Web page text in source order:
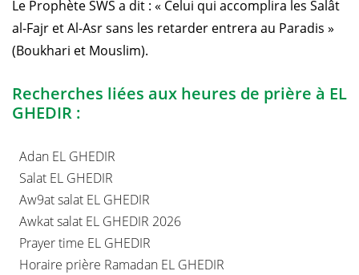
Le Prophète SWS a dit : « Celui qui accomplira les Salât
al-Fajr et Al-Asr sans les retarder entrera au Paradis »
(Boukhari et Mouslim).
Recherches liées aux heures de prière à EL
GHEDIR :
Adan EL GHEDIR
Salat EL GHEDIR
Aw9at salat EL GHEDIR
Awkat salat EL GHEDIR 2026
Prayer time EL GHEDIR
Horaire prière Ramadan EL GHEDIR